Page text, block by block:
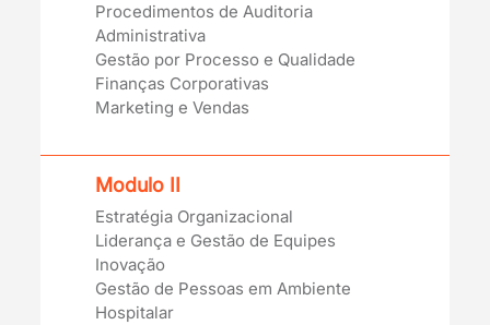
Procedimentos de Auditoria
Administrativa
Gestão por Processo e Qualidade
Finanças Corporativas
Marketing e Vendas
Modulo II
Estratégia Organizacional
Liderança e Gestão de Equipes
Inovação
Gestão de Pessoas em Ambiente
Hospitalar